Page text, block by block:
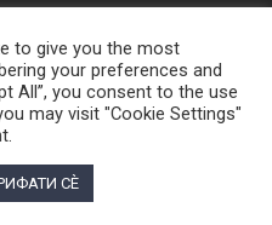
ОД ЈАВЕН КАРАКТЕР
ДЕЛО
КОРИСНИ ЛИНКОВИ
ВЕБ СТРАНИЦА
СЕВЕРНА МАКЕДОНИЈА •
to give you the most
your preferences and
All”, you consent to the use
may visit "Cookie Settings"
СÈ